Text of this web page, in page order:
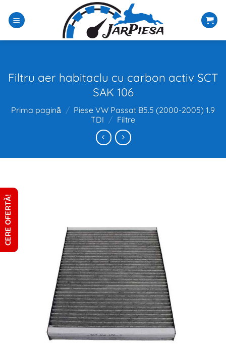
conținut
Filtru aer habitaclu cu carbon activ SCT
SAK 106
Prima pagină / Piese VW Passat B5.5 (2000-2005) 1.9
TDI / Filtre
CERE OFERTĂ!